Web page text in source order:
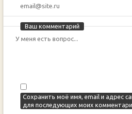
Ваш комментарий
Сохранить моё имя, email и адрес
для последующих моих